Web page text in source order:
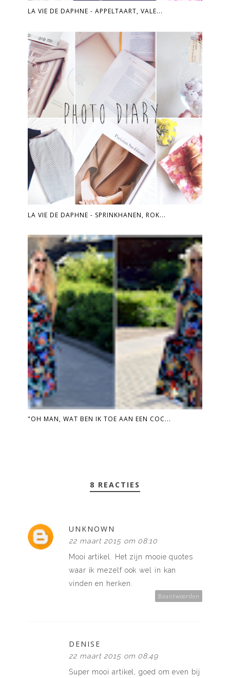
LA VIE DE DAPHNE - APPELTAART, VALE...
LA VIE DE DAPHNE - SPRINKHANEN, ROK...
"OH MAN, WAT BEN IK TOE AAN EEN COC...
8 REACTIES
UNKNOWN
22 maart 2015 om 08:10
Mooi artikel. Het zijn mooie quotes
waar ik mezelf ook wel in kan
vinden en herken.
Beantwoorden
DENISE
22 maart 2015 om 08:49
Super mooi artikel, goed om even bij